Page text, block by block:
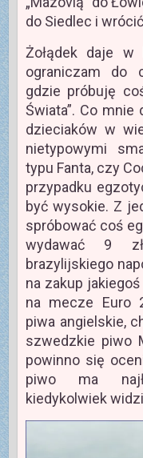
do Siedlec i
Żołądek daje w
ograniczam do
gdzie próbuję
Świata”. Co
dzieciaków w
nietypowymi
typu Fanta, czy
przypadku
być wysokie. Z
spróbować coś
wydawać 9
brazylijskiego
na zakup
na mecze Euro
piwa angielskie,
szwedzkie piwo
powinno się
piwo ma
kiedykolwiek